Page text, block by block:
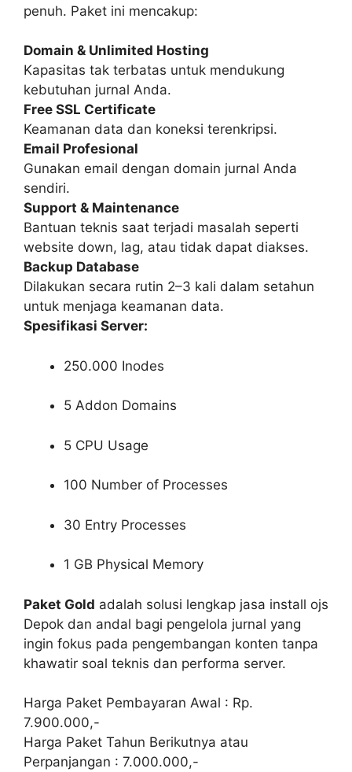
penuh. Paket ini mencakup:
Domain & Unlimited Hosting
Kapasitas tak terbatas untuk mendukung
kebutuhan jurnal Anda.
Free SSL Certificate
Keamanan data dan koneksi terenkripsi.
Email Profesional
Gunakan email dengan domain jurnal Anda
sendiri.
Support & Maintenance
Bantuan teknis saat terjadi masalah seperti
website down, lag, atau tidak dapat diakses.
Backup Database
Dilakukan secara rutin 2–3 kali dalam setahun
untuk menjaga keamanan data.
Spesifikasi Server:
250.000 Inodes
5 Addon Domains
5 CPU Usage
100 Number of Processes
30 Entry Processes
1 GB Physical Memory
Paket Gold adalah solusi lengkap jasa install ojs
Depok dan andal bagi pengelola jurnal yang
ingin fokus pada pengembangan konten tanpa
khawatir soal teknis dan performa server.
Harga Paket Pembayaran Awal : Rp.
7.900.000,-
Harga Paket Tahun Berikutnya atau
Perpanjangan : 7.000.000,-